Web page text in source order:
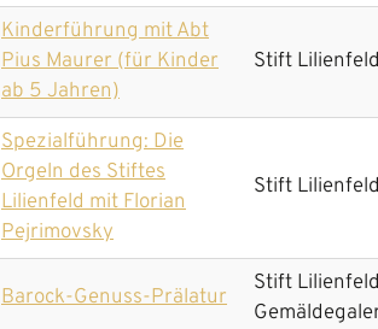
Kinderführung mit Abt
Pius Maurer (für Kinder
ab 5 Jahren)
Stift
Spezialführung: Die
Orgeln des Stiftes
Lilienfeld mit Florian
Pejrimovsky
Stift
Barock-Genuss-Prälatur
Stift